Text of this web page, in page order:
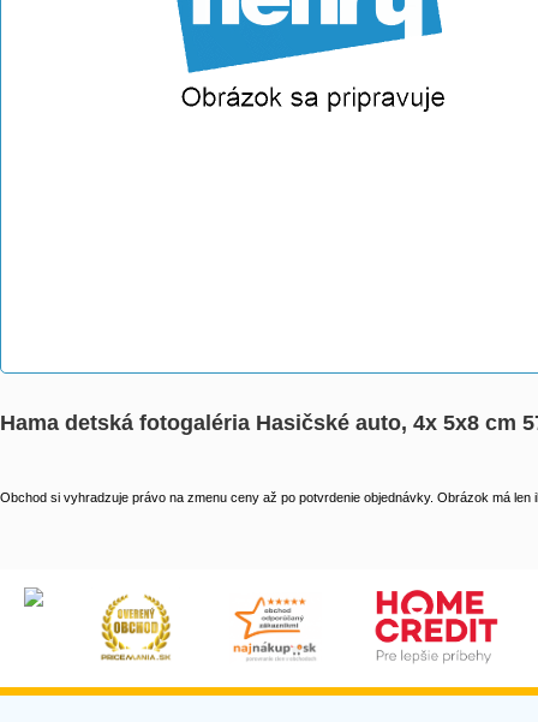
Hama detská fotogaléria Hasičské auto, 4x 5x8 cm
Obchod si vyhradzuje právo na zmenu ceny až po potvrdenie objednávky. Obrázok má len